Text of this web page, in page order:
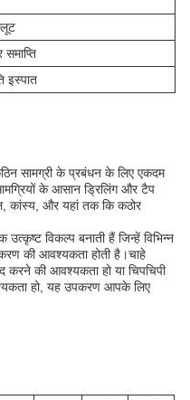
इस्पात
सामग्री के प्रबंधन के लिए एकदम
के आसान ड्रिलिंग और टैप
कांस्य, और यहां तक कि कठोर
विकल्प बनाती हैं जिन्हें विभिन्न
की आवश्यकता होती है।चाहे
की आवश्यकता हो या चिपचिपी
हो, यह उपकरण आपके लिए